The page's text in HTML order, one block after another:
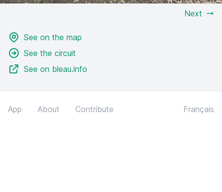
Next
See on the map
See the circuit
See on bleau.info
App About Contribute Français